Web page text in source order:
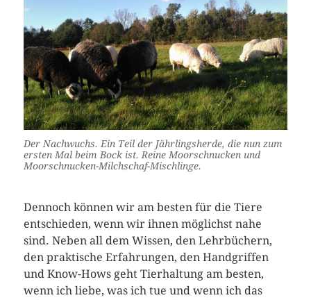
Der Nachwuchs. Ein Teil der Jährlingsherde, die nun zum
ersten Mal beim Bock ist. Reine Moorschnucken und
Moorschnucken-Milchschaf-Mischlinge.
Dennoch können wir am besten für die Tiere
entschieden, wenn wir ihnen möglichst nahe
sind. Neben all dem Wissen, den Lehrbüchern,
den praktische Erfahrungen, den Handgriffen
und Know-Hows geht Tierhaltung am besten,
wenn ich liebe, was ich tue und wenn ich das